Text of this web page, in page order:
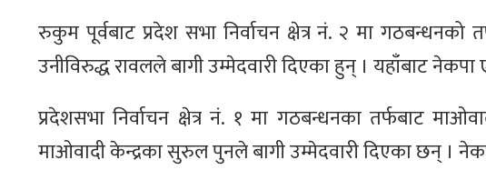
रुकुम पूर्वबाट प्रदेश सभा निर्वाचन क्षेत्र नं. २ मा
उनीविरुद्ध रावलले बागी उम्मेदवारी दिएका हुन् । यहाँबाट
प्रदेशसभा निर्वाचन क्षेत्र नं. १ मा गठबन्धनका तर्फबाट
माओवादी केन्द्रका सुरुल पुनले बागी उम्मेदवारी दिएका छन् ।